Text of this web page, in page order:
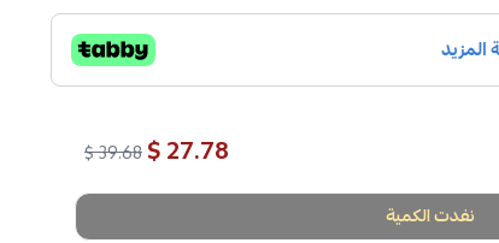
27.78 $
39.68 $
نفدت الكمية